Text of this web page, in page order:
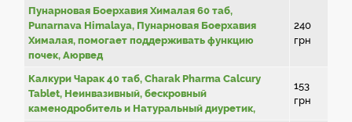
Пунарновая Боерхавия Хималая 60 таб,
Punarnava Himalaya, Пунарновая Боерхавия
Хималая, помогает поддерживать функцию
почек, Аюрвед
240
грн
Калкури Чарак 40 таб, Charak Pharma Calcury
Tablet, Неинвазивный, бескровный
каменодробитель и Натуральный диуретик,
153
грн